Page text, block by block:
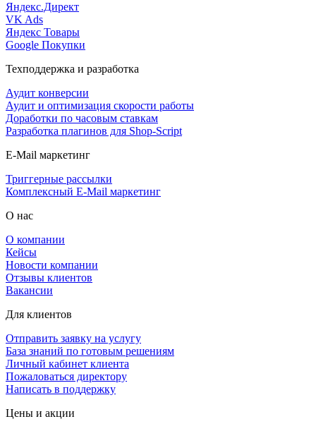
Яндекс.Директ
VK Ads
Яндекс Товары
Google Покупки
Техподдержка и разработка
Аудит конверсии
Аудит и оптимизация скорости работы
Доработки по часовым ставкам
Разработка плагинов для Shop-Script
E-Mail маркетинг
Триггерные рассылки
Комплексный E-Mail маркетинг
О нас
О компании
Кейсы
Новости компании
Отзывы клиентов
Вакансии
Для клиентов
Отправить заявку на услугу
База знаний по готовым решениям
Личный кабинет клиента
Пожаловаться директору
Написать в поддержку
Цены и акции